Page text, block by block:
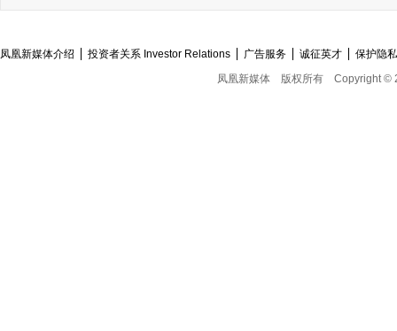
凤凰新媒体介绍 投资者关系 Investor Relations 广告服务 诚征英才
保护隐
凤凰新媒体
版权所有 Copyright ©